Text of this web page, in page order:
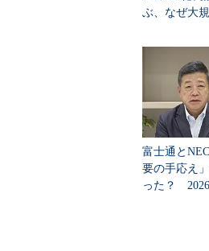
ぶ、なぜ大
富士通と
要の手応え
った？